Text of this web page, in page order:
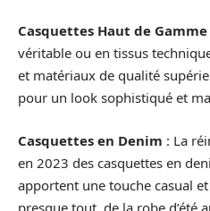
Casquettes Haut de Gamme
véritable ou en tissus
et matériaux de qualité
pour un look sophistiqué et
Casquettes en Denim : La
en 2023 des casquettes en
apportent une touche casual et
presque tout, de la robe d’été